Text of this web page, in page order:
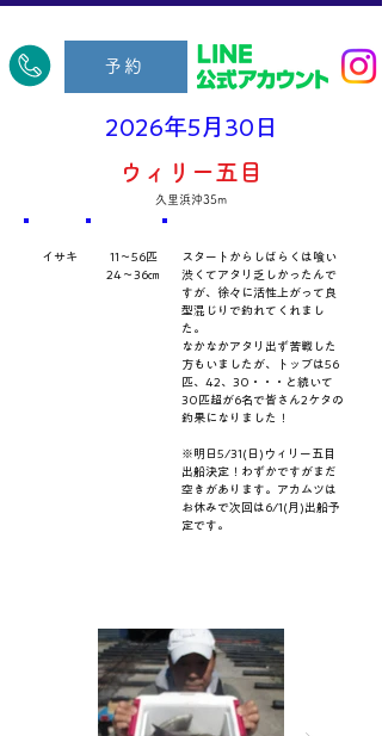
予約
2026年5月30日
ウィリー五目
久里浜沖35m
スタートからしばらくは喰い
渋くてアタリ乏しかったんで
すが、徐々に活性上がって良
型混じりで釣れてくれまし
た。
なかなかアタリ出ず苦戦した
方もいましたが、トップは56
匹、42、30・・・と続いて
30匹超が6名で皆さん2ケタの
釣果になりました！
※明日5/31(日)ウィリー五目
出船決定！わずかですがまだ
空きがあります。アカムツは
お休みで次回は6/1(月)出船予
定です。
11～56匹
24～36㎝
イサキ